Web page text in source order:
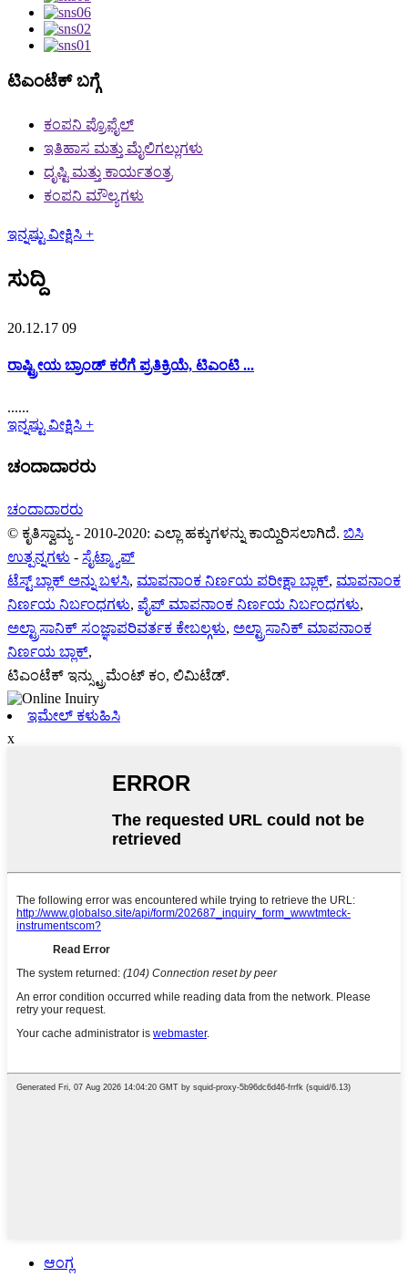
ಟಿಎಂಟೆಕ್ ಬಗ್ಗೆ
ಕಂಪನಿ ಪ್ರೊಫೈಲ್
ಇತಿಹಾಸ ಮತ್ತು ಮೈಲಿಗಲ್ಲುಗಳು
ದೃಷ್ಟಿ ಮತ್ತು ಕಾರ್ಯತಂತ್ರ
ಕಂಪನಿ ಮೌಲ್ಯಗಳು
ಇನ್ನಷ್ಟು ವೀಕ್ಷಿಸಿ +
ಸುದ್ದಿ
20.12.17 09
ರಾಷ್ಟ್ರೀಯ ಬ್ರಾಂಡ್ ಕರೆಗೆ ಪ್ರತಿಕ್ರಿಯೆ, ಟಿಎಂಟಿ ...
......
ಇನ್ನಷ್ಟು ವೀಕ್ಷಿಸಿ +
ಚಂದಾದಾರರು
ಚಂದಾದಾರರು
© ಕೃತಿಸ್ವಾಮ್ಯ - 2010-2020: ಎಲ್ಲಾ ಹಕ್ಕುಗಳನ್ನು ಕಾಯ್ದಿರಿಸಲಾಗಿದೆ. ಬಿಸಿ
ಉತ್ಪನ್ನಗಳು - ಸೈಟ್ಮ್ಯಾಪ್
ಟೆಸ್ಟ್ ಬ್ಲಾಕ್ ಅನ್ನು ಬಳಸಿ, ಮಾಪನಾಂಕ ನಿರ್ಣಯ ಪರೀಕ್ಷಾ ಬ್ಲಾಕ್, ಮಾಪನಾಂಕ
ನಿರ್ಣಯ ನಿರ್ಬಂಧಗಳು, ಪೈಪ್ ಮಾಪನಾಂಕ ನಿರ್ಣಯ ನಿರ್ಬಂಧಗಳು,
ಅಲ್ಟ್ರಾಸಾನಿಕ್ ಸಂಜ್ಞಾಪರಿವರ್ತಕ ಕೇಬಲ್ಗಳು, ಅಲ್ಟ್ರಾಸಾನಿಕ್ ಮಾಪನಾಂಕ
ನಿರ್ಣಯ ಬ್ಲಾಕ್,
ಟಿಎಂಟೆಕ್ ಇನ್ಸ್ಟ್ರುಮೆಂಟ್ ಕಂ, ಲಿಮಿಟೆಡ್.
ಇಮೇಲ್ ಕಳುಹಿಸಿ
x
ಆಂಗ್ಲ